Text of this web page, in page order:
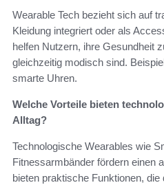
Wearable Tech bezieht sich auf
Kleidung integriert oder als
helfen Nutzern, ihre Gesundheit
gleichzeitig modisch sind.
smarte Uhren.
Welche Vorteile bieten
Alltag?
Technologische Wearables wie
Fitnessarmbänder fördern einen
bieten praktische Funktionen, die